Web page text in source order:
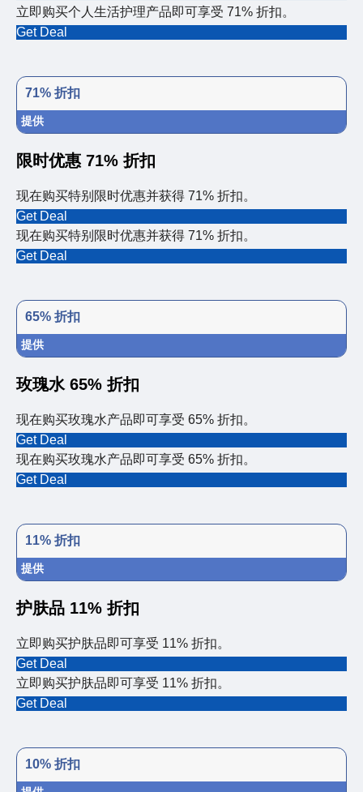
立即购买个人生活护理产品即可享受 71% 折扣。
Get Deal
71% 折扣
提供
限时优惠 71% 折扣
现在购买特别限时优惠并获得 71% 折扣。
Get Deal
现在购买特别限时优惠并获得 71% 折扣。
Get Deal
65% 折扣
提供
玫瑰水 65% 折扣
现在购买玫瑰水产品即可享受 65% 折扣。
Get Deal
现在购买玫瑰水产品即可享受 65% 折扣。
Get Deal
11% 折扣
提供
护肤品 11% 折扣
立即购买护肤品即可享受 11% 折扣。
Get Deal
立即购买护肤品即可享受 11% 折扣。
Get Deal
10% 折扣